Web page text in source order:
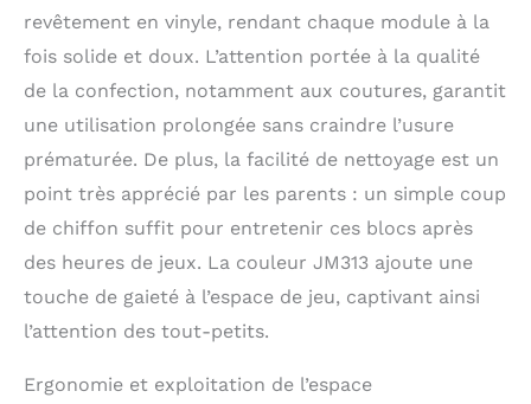
revêtement en vinyle, rendant chaque module à la
fois solide et doux. L’attention portée à la qualité
de la confection, notamment aux coutures, garantit
une utilisation prolongée sans craindre l’usure
prématurée. De plus, la facilité de nettoyage est un
point très apprécié par les parents : un simple coup
de chiffon suffit pour entretenir ces blocs après
des heures de jeux. La couleur JM313 ajoute une
touche de gaieté à l’espace de jeu, captivant ainsi
l’attention des tout-petits.
Ergonomie et exploitation de l’espace